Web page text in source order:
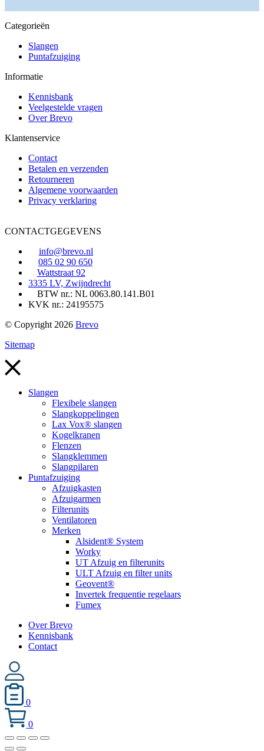
Categorieën
Slangen
Puntafzuiging
Informatie
Kennisbank
Veelgestelde vragen
Over Brevo
Klantenservice
Contact
Betalen en verzenden
Retourneren
Algemene voorwaarden
Privacy verklaring
CONTACTGEGEVENS
info@brevo.nl
085 02 90 650
Wattstraat 92
3335 LV, Zwijndrecht
BTW nr.: NL 0063.80.141.B01
KVK nr.: 24195575
© Copyright 2026 Brevo
Sitemap
Slangen
Flexibele slangen
Slangkoppelingen
Lax Vox® slangen
Kogelkranen
Flenzen
Slangklemmen
Slangpilaren
Puntafzuiging
Afzuigkasten
Afzuigarmen
Filterunits
Ventilatoren
Merken
Alsident® System
Worky
UT Afzuig en filterunits
ULT Afzuig en filter units
Geovent®
Invertek frequentie regelaars
Fumex
Over Brevo
Kennisbank
Contact
0
0